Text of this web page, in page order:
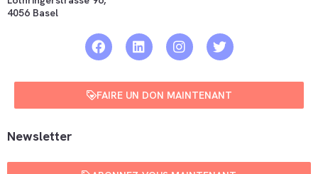
4056 Basel
FAIRE UN DON MAINTENANT
Newsletter